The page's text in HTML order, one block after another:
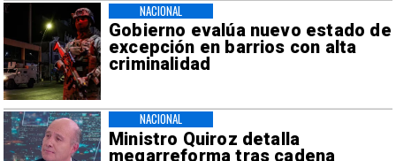
Gobierno evalúa nuevo estado de
excepción en barrios con alta
criminalidad
NACIONAL
Ministro Quiroz detalla
megarreforma tras cadena
NACIONAL